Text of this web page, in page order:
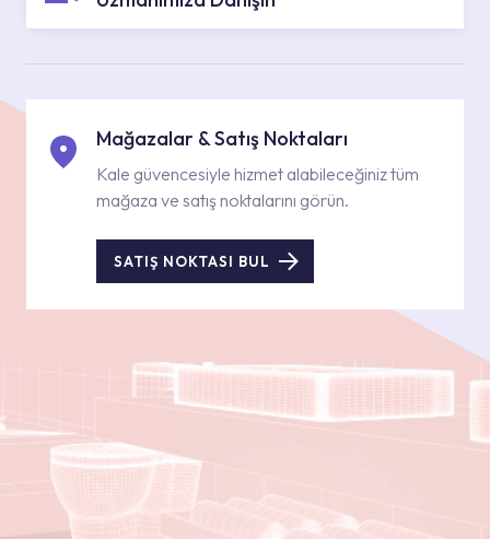
Mağazalar & Satış Noktaları
Kale güvencesiyle hizmet alabileceğiniz tüm
mağaza ve satış noktalarını görün.
SATIŞ NOKTASI BUL